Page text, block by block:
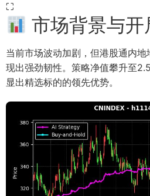
⛶
市场背景与开
当前市场波动加剧，但港股通内
现出强劲韧性。策略净值攀升至
显出精选标的的领先优势。